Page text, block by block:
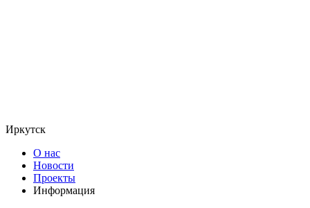
Иркутск
О нас
Новости
Проекты
Информация